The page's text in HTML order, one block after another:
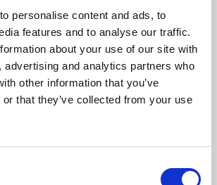
personalise content and ads, to
features and to analyse our traffic.
about your use of our site with
advertising and analytics partners who
other information that you’ve
that they’ve collected from your use
sugeridas incluyen
claro que ayuda a los
a comprender y confiar en el
con intervención humana
mantienen el control de la